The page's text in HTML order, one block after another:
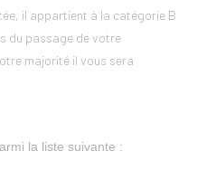
il appartient à la catégorie B
du passage de votre
majorité il vous sera
la liste suivante :